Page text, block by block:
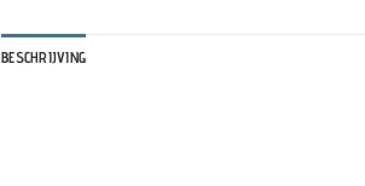
BESCHRIJVING